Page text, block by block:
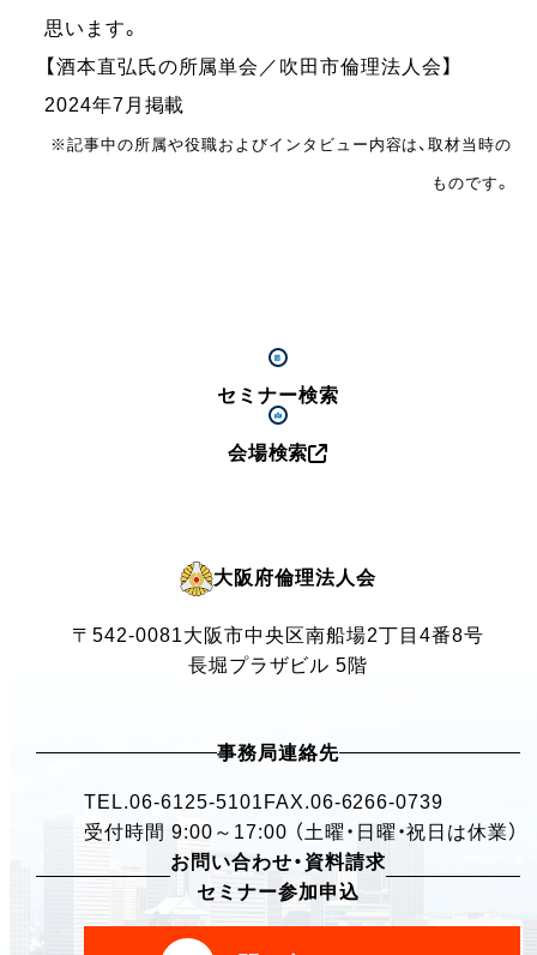
思います。
【酒本直弘氏の所属単会／吹田市倫理法人会】
2024年7月掲載
※記事中の所属や役職およびインタビュー内容は、取材当時の
ものです。
セミナー検索
会場検索
大阪府倫理法人会
〒542-0081大阪市中央区南船場2丁目4番8号
長堀プラザビル 5階
事務局連絡先
TEL.06-6125-5101 FAX.06-6266-0739
受付時間 9:00～17:00 （土曜・日曜・祝日は休業）
お問い合わせ・資料請求
セミナー参加申込